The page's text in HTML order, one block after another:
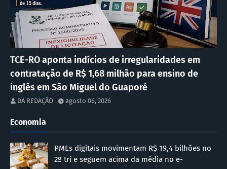
TCE-RO aponta indícios de irregularidades em
contratação de R$ 1,68 milhão para ensino de
inglês em São Miguel do Guaporé
DA REDAÇÃO agosto 06, 2026
Economia
PMEs digitais movimentam R$ 19,4 bilhões no
2º tri e seguem acima da média no e-